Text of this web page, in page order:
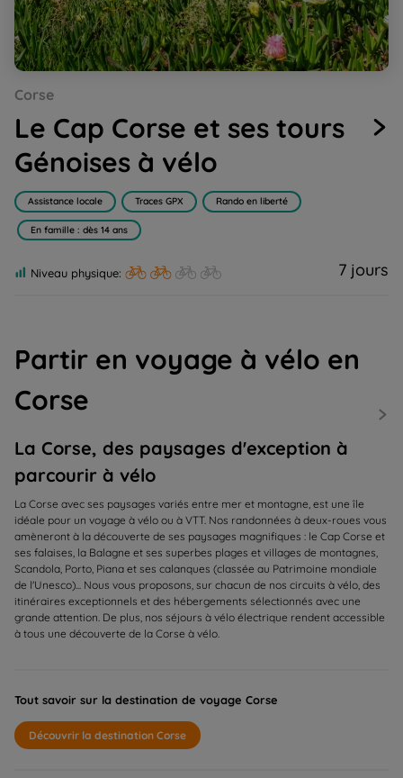
to
Corse
Le Cap Corse et ses tours
Génoises à vélo
Assistance locale Traces GPX Rando en liberté
En famille : dès 14 ans
Niveau physique: 7 jours
Partir en voyage à vélo en
Corse
La Corse, des paysages d'exception à
parcourir à vélo
La Corse avec ses paysages variés entre mer et montagne, est une île
idéale pour un voyage à vélo ou à VTT. Nos randonnées à deux-roues vous
amèneront à la découverte de ses paysages magnifiques : le Cap Corse et
ses falaises, la Balagne et ses superbes plages et villages de montagnes,
Scandola, Porto, Piana et ses calanques (classée au Patrimoine mondiale
de l'Unesco)... Nous vous proposons, sur chacun de nos circuits à vélo, des
itinéraires exceptionnels et des hébergements sélectionnés avec une
grande attention. De plus, nos séjours à vélo électrique rendent accessible
à tous une découverte de la Corse à vélo.
Tout savoir sur la destination de voyage Corse
Découvrir la destination Corse